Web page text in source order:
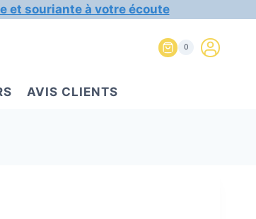
et souriante à votre écoute
0
AVIS CLIENTS